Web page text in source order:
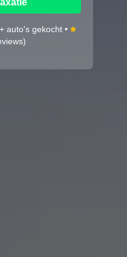
auto's gekocht •